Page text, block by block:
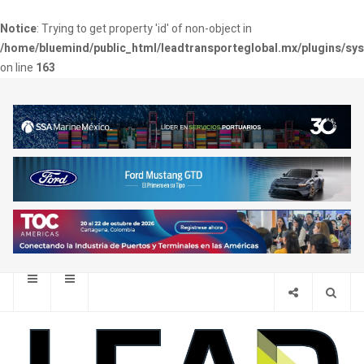
Notice: Trying to get property 'id' of non-object in
/home/bluemind/public_html/leadtransporteglobal.mx/plugins/
on line 163